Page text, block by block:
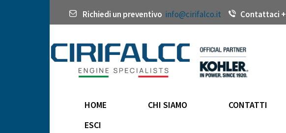
Richiedi un preventivo info@cirifalco.it Contattaci +
HOME CHI SIAMO CONTATTI
ESCI